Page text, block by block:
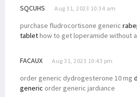
SQCUHS Aug 31, 2023 10:34 am
purchase fludrocortisone generic
tablethow to get loperamide without
FACAUX Aug 31, 2023 10:43 pm
order generic dydrogesterone 10 mg
generic order generic jardiance